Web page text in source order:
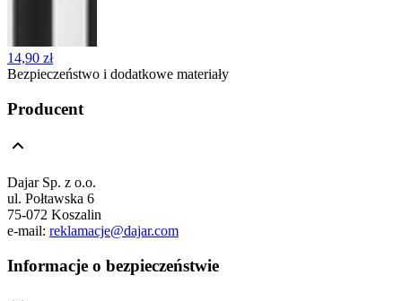
14,90 zł
Bezpieczeństwo i dodatkowe materiały
Producent
Dajar Sp. z o.o.
ul. Połtawska 6
75-072 Koszalin
e-mail: reklamacje@dajar.com
Informacje o bezpieczeństwie